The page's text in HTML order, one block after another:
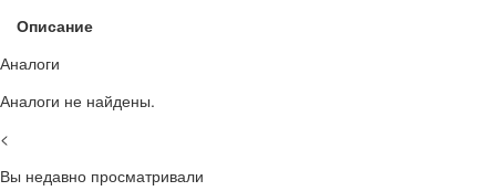
Описание
Аналоги
Аналоги не найдены.
<
Вы недавно просматривали